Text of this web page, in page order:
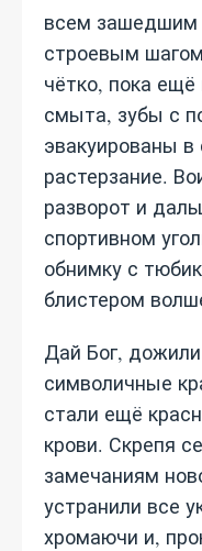
всем зашедшим
строевым
чётко, пока ещё
смыта, зубы с
эвакуированы
растерзание.
разворот и
спортивном
обнимку с
блистером
Дай Бог,
символичные
стали ещё
крови. Скрепя
замечаниям
устранили все
хромаючи и,